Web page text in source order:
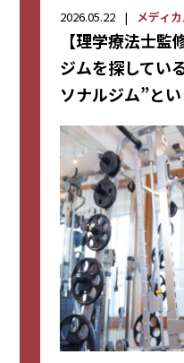
2026.05.22 メディ
【理学療法士
ジムを探してい
ソナルジム”と